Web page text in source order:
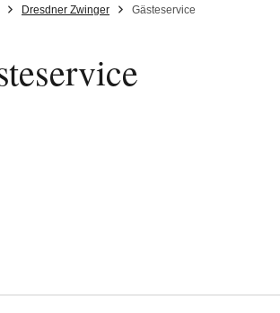
Dresdner Zwinger Gästeservice